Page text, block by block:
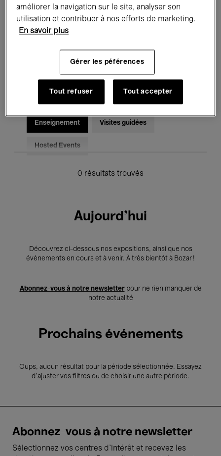
Rencontres & Débats Jazz
Musique électronique
Enseignement Visites guidées
Hosted Events
0 résultats trouvés
Aujourd'hui
Découvrez ci-dessous nos expositions, ainsi que nos
événements en cours et à venir. À très bientôt à Bozar !
Abonnez-vous à notre newsletterpour ne rien manquer de
notre actualité
Prochains événements
Oups, aucun résultat pour la période sélectionnée. Essayez
d’ajuster vos filtres ou de choisir une autre période.
Abonnez-vous à notre newsletter
Sélectionnez vos centres d'intérêt et recevez les
améliorer la navigation sur le site, analyser son
utilisation et contribuer à nos efforts de marketing.
En savoir plus
Gérer les péférences
Tout refuser Tout accepter